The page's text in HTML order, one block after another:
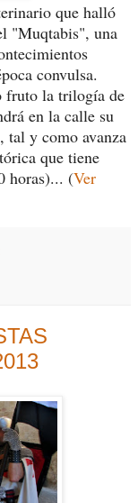
que halló
"Muqtabis", una
convulsa.
fruto la trilogía de
en la calle su
tal y como avanza
que tiene
horas)... (Ver